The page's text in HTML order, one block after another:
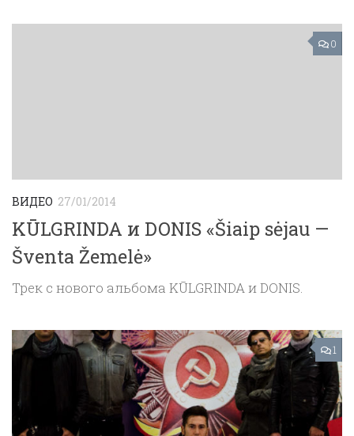
0
ВИДЕО 27/01/2014
KŪLGRINDA и DONIS «Šiaip sėjau —
Šventa Žemelė»
Трек с нового альбома KŪLGRINDA и DONIS.
1